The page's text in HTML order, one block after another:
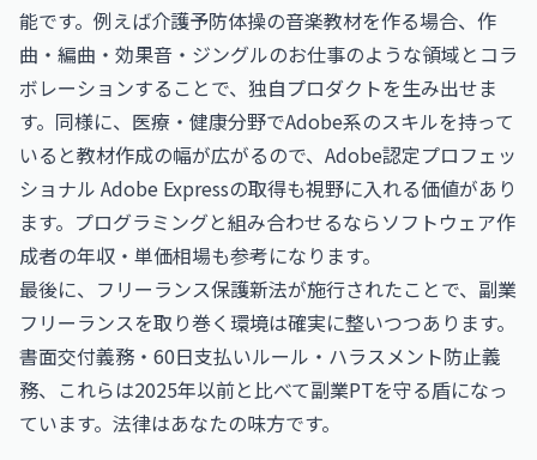
能です。例えば介護予防体操の音楽教材を作る場合、 作
曲・編曲・効果音・ジングルのお仕事のような領域とコラ
ボレーションすることで、独自プロダクトを生み出せま
す。同様に、医療・健康分野でAdobe系のスキルを持って
いると教材作成の幅が広がるので、 Adobe認定プロフェッ
ショナル Adobe Expressの取得も視野に入れる価値があり
ます。プログラミングと組み合わせるならソフトウェア作
成者の年収・単価相場も参考になります。
最後に、フリーランス保護新法が施行されたことで、副業
フリーランスを取り巻く環境は確実に整いつつあります。
書面交付義務・60日支払いルール・ハラスメント防止義
務、これらは2025年以前と比べて副業PTを守る盾になっ
ています。法律はあなたの味方です。